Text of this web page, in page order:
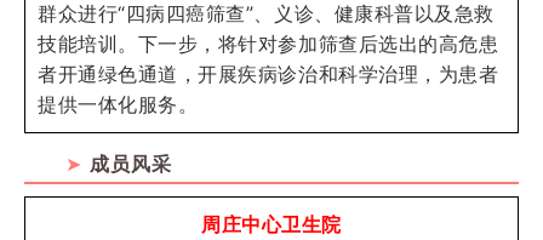
群众进行“四病四癌筛查”、义诊、健康科普以及急救
技能培训。下一步，将针对参加筛查后选出的高危患
者开通绿色通道，开展疾病诊治和科学治理，为患者
提供一体化服务。
➤ 成员风采
周庄中心卫生院